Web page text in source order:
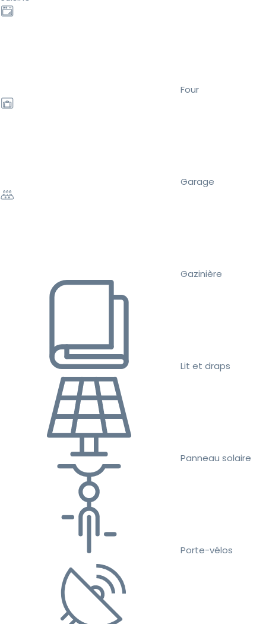
Four
Garage
Gazinière
Lit et draps
Panneau solaire
Porte-vélos